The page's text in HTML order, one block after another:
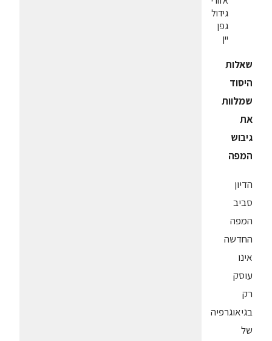
גידול
גפן
יין
שאלות
היסוד
שמלוות
את
גיבוש
המפה
הדיון
סביב
המפה
החדשה
אינו
עוסק
רק
בגיאוגרפיה
של